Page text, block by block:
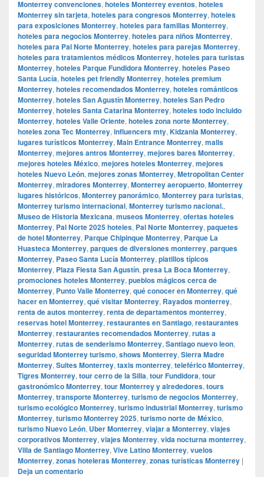
Monterrey convenciones, hoteles Monterrey eventos, hoteles
Monterrey sin tarjeta, hoteles para congresos Monterrey, hoteles
para exposiciones Monterrey, hoteles para familias Monterrey,
hoteles para negocios Monterrey, hoteles para niños Monterrey,
hoteles para Pal Norte Monterrey, hoteles para parejas Monterrey,
hoteles para tratamientos médicos Monterrey, hoteles para turistas
Monterrey, hoteles Parque Fundidora Monterrey, hoteles Paseo
Santa Lucía, hoteles pet friendly Monterrey, hoteles premium
Monterrey, hoteles recomendados Monterrey, hoteles románticos
Monterrey, hoteles San Agustín Monterrey, hoteles San Pedro
Monterrey, hoteles Santa Catarina Monterrey, hoteles todo incluido
Monterrey, hoteles Valle Oriente, hoteles zona norte Monterrey,
hoteles zona Tec Monterrey, influencers mty, Kidzania Monterrey,
lugares turísticos Monterrey, Main Entrance Monterrey, malls
Monterrey, mejores antros Monterrey, mejores bares Monterrey,
mejores hoteles México, mejores hoteles Monterrey, mejores
hoteles Nuevo León, mejores zonas Monterrey, Metropolitan Center
Monterrey, miradores Monterrey, Monterrey aeropuerto, Monterrey
lugares históricos, Monterrey panorámico, Monterrey para turistas,
Monterrey turismo internacional, Monterrey turismo nacional.,
Museo de Historia Mexicana, museos Monterrey, ofertas hoteles
Monterrey, Pal Norte 2025 hoteles, Pal Norte Monterrey, paquetes
de hotel Monterrey, Parque Chipinque Monterrey, Parque La
Huasteca Monterrey, parques de diversiones monterrey, parques
Monterrey, Paseo Santa Lucía Monterrey, platillos típicos
Monterrey, Plaza Fiesta San Agustín, presa La Boca Monterrey,
promociones hoteles Monterrey, pueblos mágicos cerca de
Monterrey, Punto Valle Monterrey, qué conocer en Monterrey, qué
hacer en Monterrey, qué visitar Monterrey, Rayados monterrey,
renta de autos monterrey, renta de departamentos monterrey,
reservas hotel Monterrey, restaurantes en Santiago, restaurantes
Monterrey, restaurantes recomendados Monterrey, rutas a
Monterrey, rutas de senderismo Monterrey, Santiago nuevo leon,
seguridad Monterrey turismo, shows Monterrey, Sierra Madre
Monterrey, Suites Monterrey, taxis monterrey, teleférico Monterrey,
Tigres Monterrey, tour cerro de la Silla, tour Fundidora, tour
gastronómico Monterrey, tour Monterrey y alrededores, tours
Monterrey, transporte Monterrey, turismo de negocios Monterrey,
turismo ecológico Monterrey, turismo industrial Monterrey, turismo
Monterrey, turismo Monterrey 2025, turismo norte de México,
turismo Nuevo León, Uber Monterrey, viajar a Monterrey, viajes
corporativos Monterrey, viajes Monterrey, vida nocturna monterrey,
Villa de Santiago Monterrey, Vive Latino Monterrey, vuelos
Monterrey, zonas hoteleras Monterrey, zonas turísticas Monterrey |
Deja un comentario